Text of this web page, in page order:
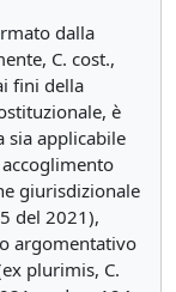
dalla
C. cost.,
fini della
è
sia applicabile
giurisdizionale
del 2021),
argomentativo
plurimis, C.